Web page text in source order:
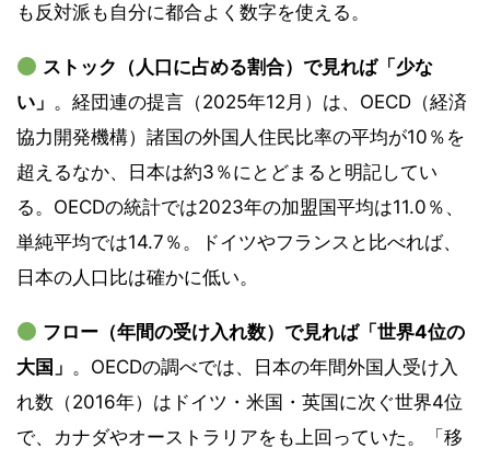
も反対派も自分に都合よく数字を使える。
ストック（人口に占める割合）で見れば「少な
い」 。経団連の提言（2025年12月）は、OECD（経済
協力開発機構）諸国の外国人住民比率の平均が10％を
超えるなか、日本は約3％にとどまると明記してい
る。OECDの統計では2023年の加盟国平均は11.0％、
単純平均では14.7％。ドイツやフランスと比べれば、
日本の人口比は確かに低い。
フロー（年間の受け入れ数）で見れば「世界4位の
大国」 。OECDの調べでは、日本の年間外国人受け入
れ数（2016年）はドイツ・米国・英国に次ぐ世界4位
で、カナダやオーストラリアをも上回っていた。「移